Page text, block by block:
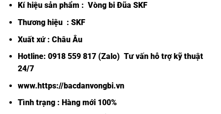
Kí hiệu sản phẩm : Vòng bi Đũa SKF
Thương hiệu : SKF
Xuất xứ : Châu Âu
Hotline: 0918 559 817 (Zalo) Tư vấn hỗ trợ kỹ thuật
24/7
www.https://bacdanvongbi.vn
Tình trạng : Hàng mới 100%